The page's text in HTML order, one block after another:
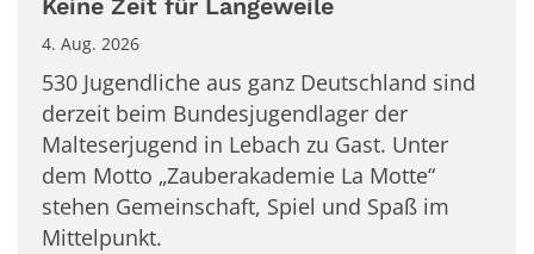
Keine Zeit für Langeweile
4. Aug. 2026
530 Jugendliche aus ganz Deutschland sind
derzeit beim Bundesjugendlager der
Malteserjugend in Lebach zu Gast. Unter
dem Motto „Zauberakademie La Motte“
stehen Gemeinschaft, Spiel und Spaß im
Mittelpunkt.